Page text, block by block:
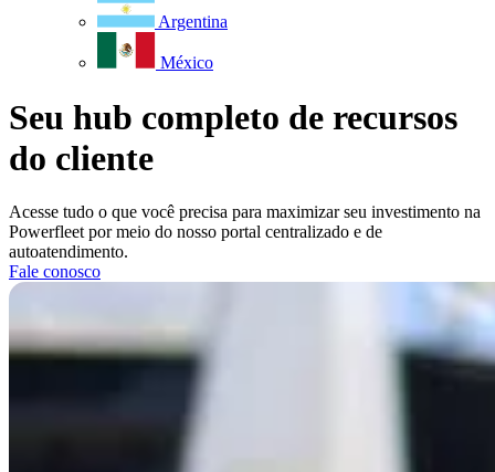
Argentina
México
Seu hub completo de recursos
do cliente
Acesse tudo o que você precisa para maximizar seu investimento na
Powerfleet por meio do nosso portal centralizado e de
autoatendimento.
Fale conosco